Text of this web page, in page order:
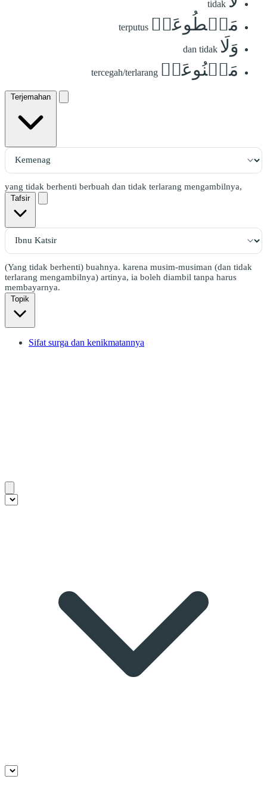
tidak
مَقۡطُوعَةٖ terputus
وَلَا dan tidak
مَمۡنُوعَةٖ tercegah/terlarang
Terjemahan
yang tidak berhenti berbuah dan tidak terlarang mengambilnya,
Tafsir
(Yang tidak berhenti) buahnya. karena musim-musiman (dan tidak
terlarang mengambilnya) artinya, ia boleh diambil tanpa harus
membayarnya.
Topik
Sifat surga dan kenikmatannya